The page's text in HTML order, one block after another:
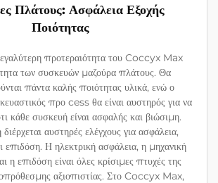
Πλάτους: Ασφάλεια Εξοχής
Ποιότητας
προτεραιότητα του Coccyx Max
των συσκευών μαζούρα πλάτους. Θα
πάντα καλής ποιότητας υλικά, ενώ ο
προ cess θα είναι αυστηρός για να
κάθε συσκευή είναι ασφαλής και βιώσιμη.
αυστηρές ελέγχους για ασφάλεια,
επιδόση. Η ηλεκτρική ασφάλεια, η μηχανική
η επιδόση είναι όλες κρίσιμες πτυχές της
αξιοπιστίας. Στο Coccyx Max,